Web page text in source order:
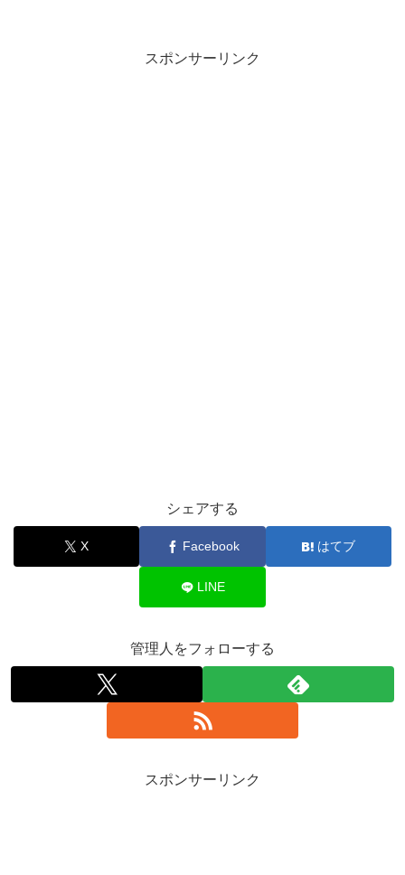
スポンサーリンク
シェアする
X Facebook はてブ
LINE
管理人をフォローする
スポンサーリンク